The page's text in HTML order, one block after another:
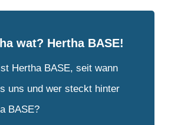
wat? Hertha BASE!
Hertha BASE, seit wann
uns und wer steckt hinter
BASE?